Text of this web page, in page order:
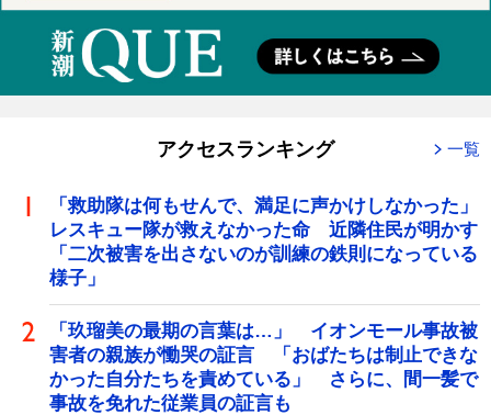
アクセスランキング 一覧
「救助隊は何もせんで、満足に声かけしなかった」
レスキュー隊が救えなかった命 近隣住民が明かす
「二次被害を出さないのが訓練の鉄則になっている
様子」
「玖瑠美の最期の言葉は…」 イオンモール事故被
害者の親族が慟哭の証言 「おばたちは制止できな
かった自分たちを責めている」 さらに、間一髪で
事故を免れた従業員の証言も